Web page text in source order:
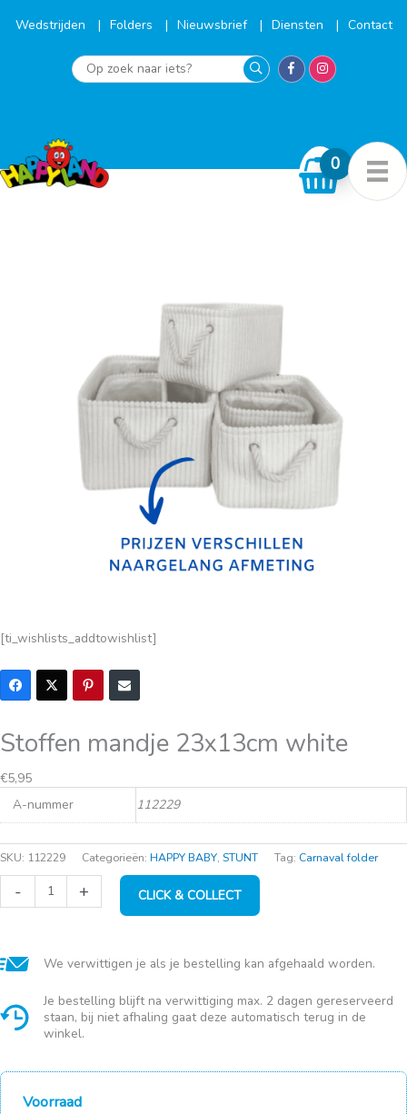
naarWedstrijden Folders Nieuwsbrief Diensten Contact
Op
[ti_wishlists_addtowishlist]
Stoffen mandje 23x13cm white
€5,95
A-nummer
112229
SKU: 112229 Categorieën: HAPPY BABY, STUNT Tag: Carnaval folder
-
Stoffen
mandje
+ CLICK & COLLECT
We verwittigen je als je bestelling kan afgehaald worden.
Je bestelling blijft na verwittiging max. 2 dagen gereserveerd
staan, bij niet afhaling gaat deze automatisch terug in de
winkel.
Voorraad